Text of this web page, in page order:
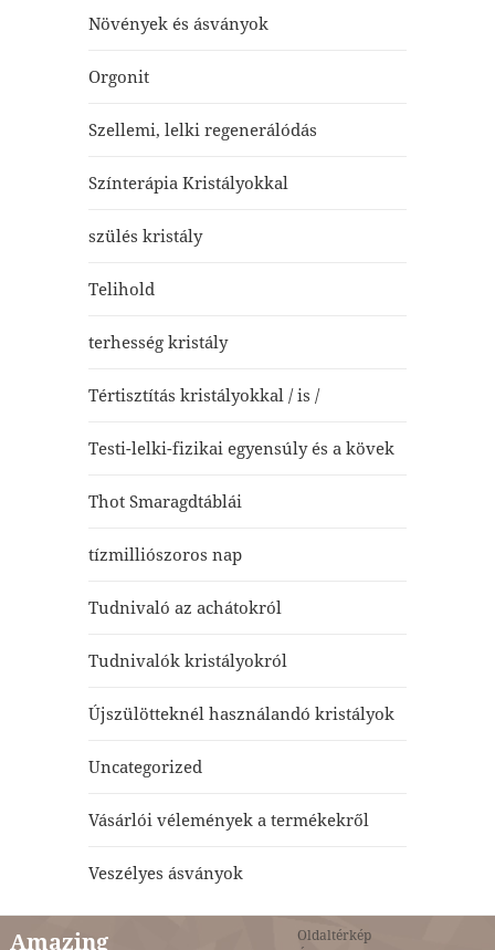
Növények és ásványok
Orgonit
Szellemi, lelki regenerálódás
Színterápia Kristályokkal
szülés kristály
Telihold
terhesség kristály
Tértisztítás kristályokkal / is /
Testi-lelki-fizikai egyensúly és a kövek
Thot Smaragdtáblái
tízmilliószoros nap
Tudnivaló az achátokról
Tudnivalók kristályokról
Újszülötteknél használandó kristályok
Uncategorized
Vásárlói vélemények a termékekről
Veszélyes ásványok
Amazing
Oldaltérkép